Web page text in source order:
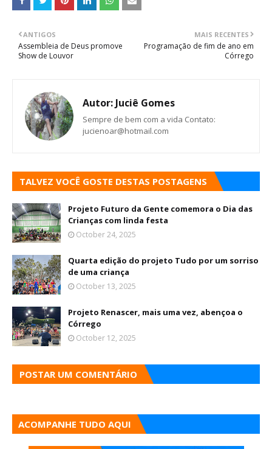
MAIS RECENTES
Programação de fim de ano em
Córrego
ANTIGOS
Assembleia de Deus promove
Show de Louvor
Autor: Juciê Gomes
Sempre de bem com a vida Contato:
jucienoar@hotmail.com
TALVEZ VOCÊ GOSTE DESTAS POSTAGENS
Projeto Futuro da Gente comemora o Dia das
Crianças com linda festa
October 24, 2025
Quarta edição do projeto Tudo por um sorriso
de uma criança
October 13, 2025
Projeto Renascer, mais uma vez, abençoa o
Córrego
October 12, 2025
POSTAR UM COMENTÁRIO
ACOMPANHE TUDO AQUI